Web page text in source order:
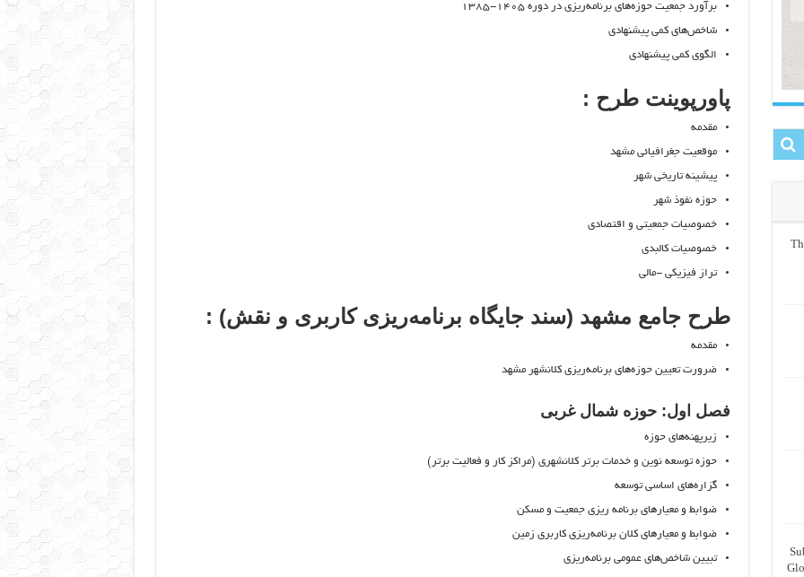
برآورد جمعيت حوزه‌هاي برنامه‌ريزي در دوره ۱۴۰۵-۱۳۸۵
شاخص‌هاي كمي پيشنهادي
الگوي كمي پيشنهادي
پاورپوینت طرح :
مقدمه
موقعيت جغرافيائي مشهد
پيشينه تاريخي شهر
حوزه نفوذ شهر
خصوصيات جمعيتي و اقتصادی
خصوصيات كالبدي
تراز فيزيكي -مالي
طرح جامع مشهد (سند جایگاه برنامه‌ریزی کاربری و نقش) :
مقدمه
ضرورت تعیین حوزه‌های برنامه‌ریزی کلانشهر مشهد
فصل اول: حوزه شمال غربی
زیرپهنه‌های حوزه
حوزه توسعه نوین و خدمات برتر کلانشهری (مراکز کار و فعالیت برتر)
گزاره‌های اساسی توسعه
ضوابط و معیارهای برنامه ریزی جمعیت و مسکن
ضوابط و معیارهای کلان برنامه‌ریزی کاربری زمین
تبیین شاخص‌های عمومی برنامه‌ریزی